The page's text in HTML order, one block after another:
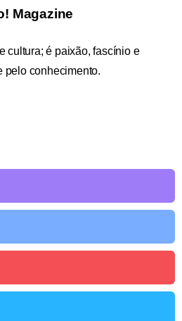
Magazine
cultura; é paixão, fascínio e
pelo conhecimento.